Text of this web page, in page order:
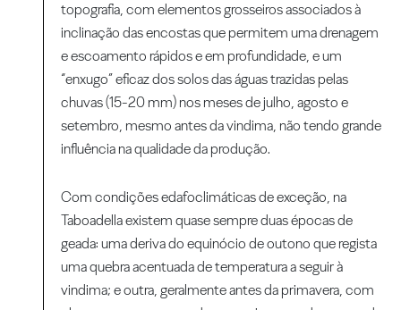
topografia, com elementos grosseiros associados à
inclinação das encostas que permitem uma drenagem
e escoamento rápidos e em profundidade, e um
“enxugo” eficaz dos solos das águas trazidas pelas
chuvas (15-20 mm) nos meses de julho, agosto e
setembro, mesmo antes da vindima, não tendo grande
influência na qualidade da produção.
Com condições edafoclimáticas de exceção, na
Taboadella existem quase sempre duas épocas de
geada: uma deriva do equinócio de outono que regista
uma quebra acentuada de temperatura a seguir à
vindima; e outra, geralmente antes da primavera, com